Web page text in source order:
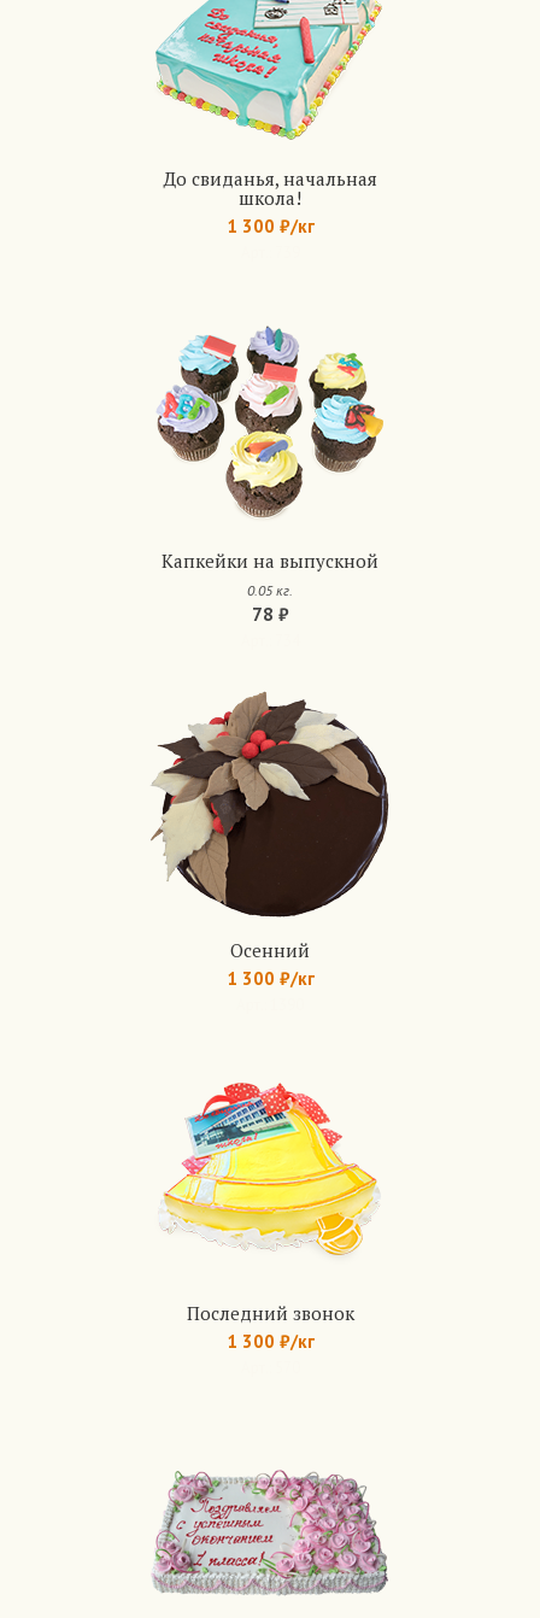
До свиданья, начальная
школа!
1 300 ₽/кг
Капкейки на выпускной
0.05 кг.
78 ₽
Осенний
1 300 ₽/кг
Последний звонок
1 300 ₽/кг